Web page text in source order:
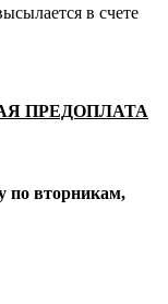
в счете
ПРЕДОПЛАТА
по вторникам,